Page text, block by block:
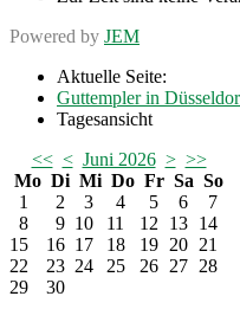
Powered by JEM
Aktuelle Seite:
Guttempler in
Tagesansicht
<< < Juni 2026 > >>
Mo Di Mi Do Fr Sa So
1
2 3 4 5 6
7
8
9 10 11 12 13 14
15
16 17 18 19 20 21
22
23 24 25 26 27 28
29
30